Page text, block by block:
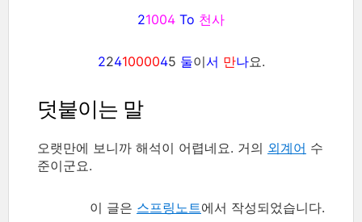
21004 To 천사
2241000045 둘이서 만나요.
덧붙이는 말
오랫만에 보니까 해석이 어렵네요. 거의 외계어 수
준이군요.
이 글은 스프링노트에서 작성되었습니다.